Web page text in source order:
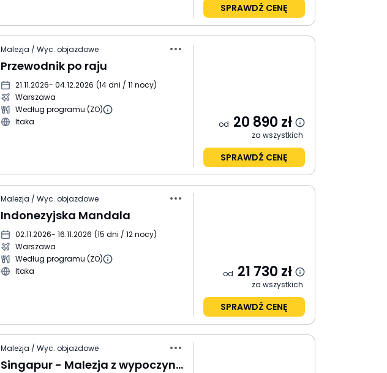
SPRAWDŹ CENĘ
Malezja / Wyc. objazdowe
Przewodnik po raju
21.11.2026- 04.12.2026 (14 dni / 11 nocy)
Warszawa
Według programu (ZO)
Itaka
od 20 890 zł
za wszystkich
SPRAWDŹ CENĘ
Malezja / Wyc. objazdowe
Indonezyjska Mandala
02.11.2026- 16.11.2026 (15 dni / 12 nocy)
Warszawa
Według programu (ZO)
Itaka
od 21 730 zł
za wszystkich
SPRAWDŹ CENĘ
Malezja / Wyc. objazdowe
Singapur - Malezja z wypoczynkiem na Penang